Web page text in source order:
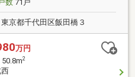
数71戸
東京都千代田区飯田橋３
万円
50.8m2